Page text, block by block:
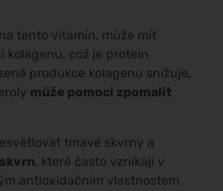
tento vitamín, může mít
kolagenu, což je protein
produkce kolagenu snižuje,
může pomoci zpomalit
tmavé skvrny a
, které často vznikají v
antioxidačním vlastnostem